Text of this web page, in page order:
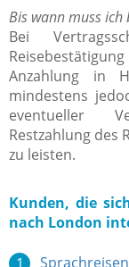
Bis wann muss ich
Bei
Anzahlung in
mindestens
eventueller
Restzahlung des
zu leisten.
Kunden, die
nach London